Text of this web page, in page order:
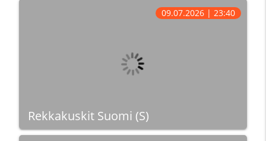
Rekkakuskit Suomi (S)
09.07.2026 | 23:40